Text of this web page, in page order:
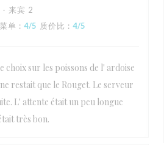
来宾 2
菜单 : 4/5 质价比 : 4/5
choix sur les poissons de l' ardoise
restait que le Rouget. Le serveur
L' attente était un peu longue
très bon.